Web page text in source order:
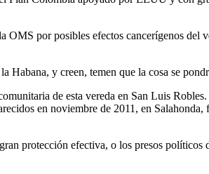
OMS por posibles efectos cancerígenos del
Habana, y creen, temen que la cosa se
de esta vereda en San Luis
en noviembre de 2011, en Salahonda,
protección efectiva, o los presos políticos